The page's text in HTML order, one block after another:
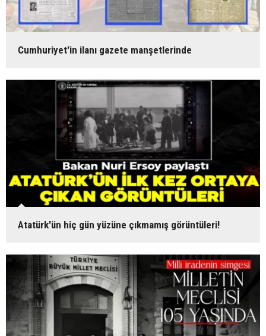
Cumhuriyet'in ilanı gazete manşetlerinde
Atatürk'ün hiç gün yüzüne çıkmamış görüntüleri!